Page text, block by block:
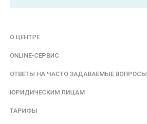
О ЦЕНТРЕ
ONLINE-СЕРВИС
ОТВЕТЫ НА ЧАСТО ЗАДАВАЕМЫЕ ВОПРОСЫ
ЮРИДИЧЕСКИМ ЛИЦАМ
ТАРИФЫ